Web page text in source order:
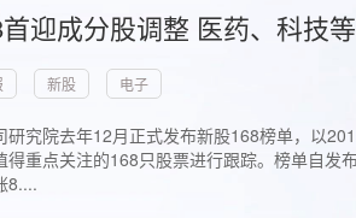
迎成分股调整 医药、科技
新股 电子
研究院去年12月正式发布新股168榜单，以
得重点关注的168只股票进行跟踪。榜单自发
8....